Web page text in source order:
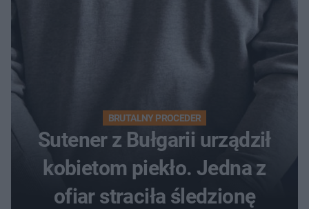
BRUTALNY PROCEDER
Sutener z Bułgarii urządził
kobietom piekło. Jedna z
ofiar straciła śledzionę